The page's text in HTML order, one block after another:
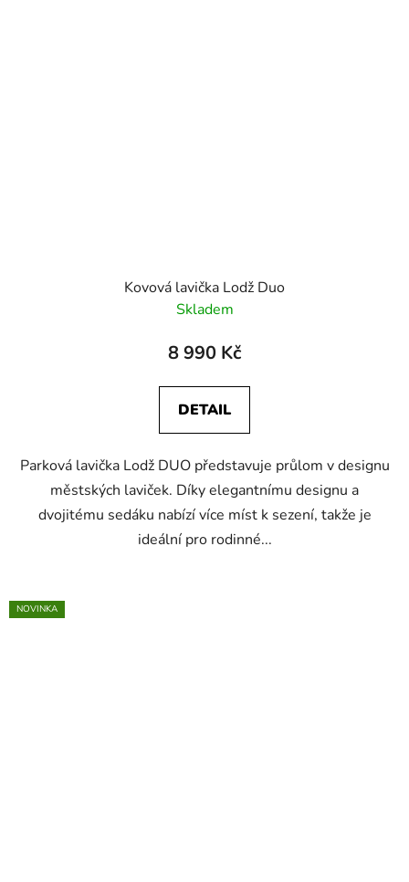
Kovová lavička Lodž Duo
Skladem
8 990 Kč
DETAIL
Parková lavička Lodž DUO představuje průlom v designu
městských laviček. Díky elegantnímu designu a
dvojitému sedáku nabízí více míst k sezení, takže je
ideální pro rodinné...
NOVINKA